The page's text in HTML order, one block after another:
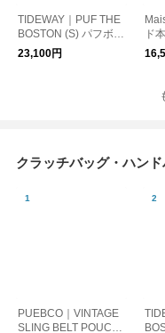
TIDEWAY｜PUF THE
BOSTON (S) パフボス
トン ハンドバッグ 保
存袋付き t3132
23,100円
ド本
ス
ダ
cbm
クラッチバッグ・ハン
PUEBCO｜VINTAGE
SLING BELT POUCH/